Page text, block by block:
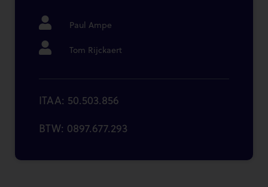
Paul Ampe
Tom Rijckaert
ITAA: 50.503.856
BTW: 0897.677.293